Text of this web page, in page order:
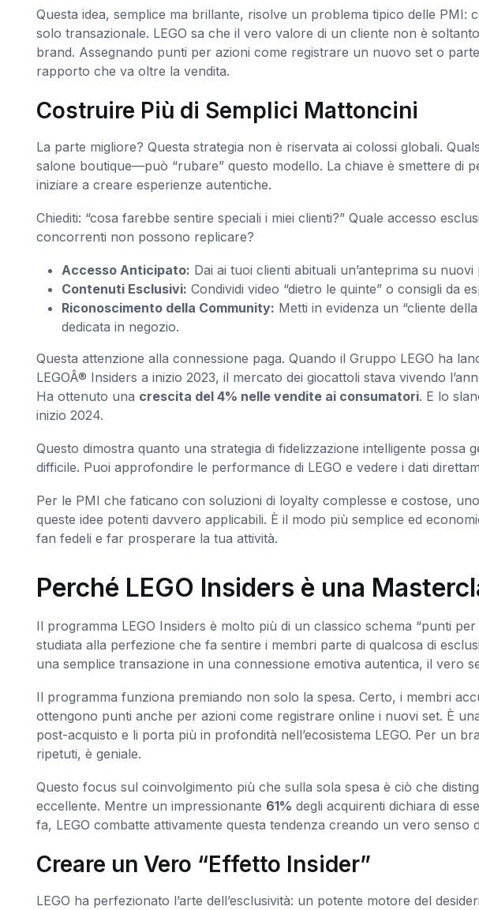
Questa idea, semplice ma brillante, risolve un problema tipico delle PMI:
solo transazionale. LEGO sa che il vero valore di un cliente non è
brand. Assegnando punti per azioni come registrare un nuovo set o
rapporto che va oltre la vendita.
Costruire Più di Semplici Mattoncini
La parte migliore? Questa strategia non è riservata ai colossi globali.
salone boutique—può “rubare” questo modello. La chiave è smettere di
iniziare a creare esperienze autentiche.
Chiediti: “cosa farebbe sentire speciali i miei clienti?” Quale accesso
concorrenti non possono replicare?
Accesso Anticipato: Dai ai tuoi clienti abituali un’anteprima su
Contenuti Esclusivi: Condividi video “dietro le quinte” o consigli da
Riconoscimento della Community: Metti in evidenza un “cliente
dedicata in negozio.
Questa attenzione alla connessione paga. Quando il Gruppo LEGO ha
LEGOÂ® Insiders a inizio 2023, il mercato dei giocattoli stava vivendo
Ha ottenuto una crescita del 4% nelle vendite ai consumatori. E lo
inizio 2024.
Questo dimostra quanto una strategia di fidelizzazione intelligente possa
difficile. Puoi approfondire le performance di LEGO e vedere i dati
Per le PMI che faticano con soluzioni di loyalty complesse e costose,
queste idee potenti davvero applicabili. È il modo più semplice ed
fan fedeli e far prosperare la tua attività.
Perché LEGO Insiders è una
Il programma LEGO Insiders è molto più di un classico schema “punti
studiata alla perfezione che fa sentire i membri parte di qualcosa di
una semplice transazione in una connessione emotiva autentica, il vero
Il programma funziona premiando non solo la spesa. Certo, i membri
ottengono punti anche per azioni come registrare online i nuovi set. È
post-acquisto e li porta più in profondità nell’ecosistema LEGO. Per un
ripetuti, è geniale.
Questo focus sul coinvolgimento più che sulla sola spesa è ciò che
eccellente. Mentre un impressionante 61% degli acquirenti dichiara di
fa, LEGO combatte attivamente questa tendenza creando un vero senso
Creare un Vero “Effetto Insider”
LEGO ha perfezionato l’arte dell’esclusività: un potente motore del